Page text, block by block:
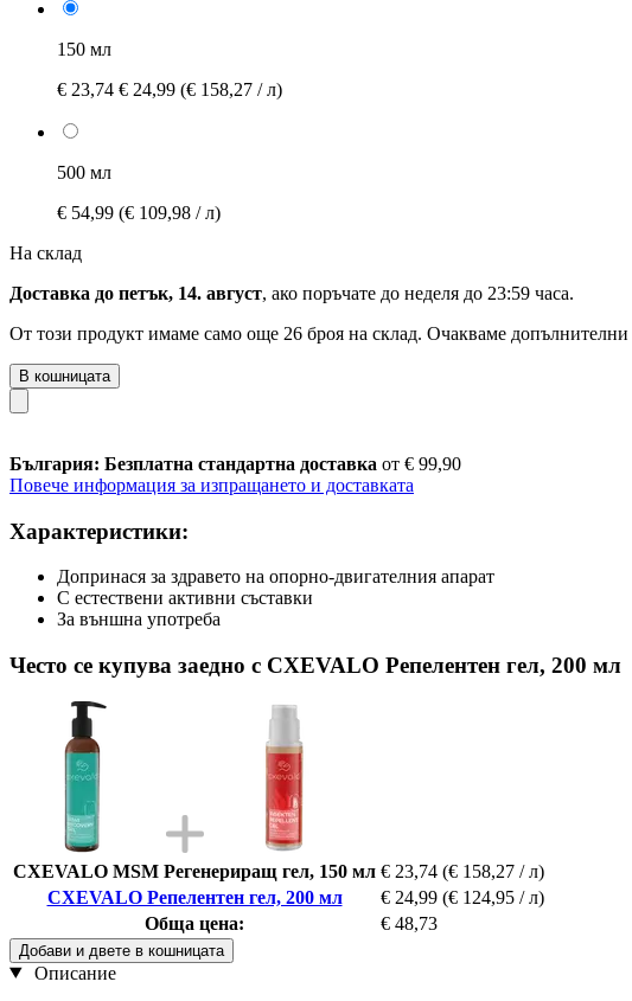
150 мл
€ 23,74 € 24,99 (€ 158,27 / л)
500 мл
€ 54,99 (€ 109,98 / л)
На склад
Доставка до петък, 14. август, ако поръчате до неделя до 23:59 часа.
От този продукт имаме само още 26 броя на склад. Очакваме
В кошницата
България: Безплатна стандартна доставка от € 99,90
Повече информация за изпращането и доставката
Характеристики:
Допринася за здравето на опорно-двигателния апарат
С естествени активни съставки
За външна употреба
Често се купува заедно с CXEVALO Репелентен гел, 200 мл
CXEVALO MSM Регенериращ гел, 150 мл € 23,74 (€ 158,27 / л)
CXEVALO Репелентен гел, 200 мл
€ 24,99 (€ 124,95 / л)
Обща цена:
€ 48,73
Добави и двете в кошницата
Описание